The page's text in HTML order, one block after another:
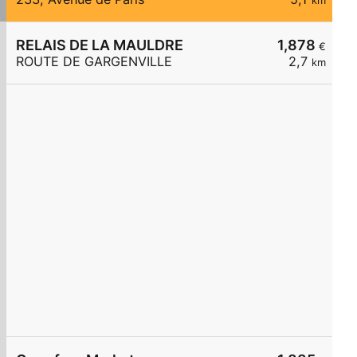
1,878 €
2,7 km
RELAIS DE LA MAULDRE
ROUTE DE GARGENVILLE